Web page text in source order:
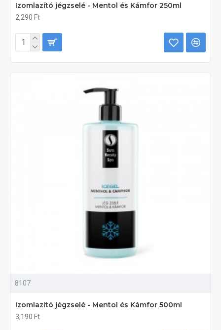
Izomlazító jégzselé - Mentol és Kámfor 250ml
2,290 Ft
8107
Izomlazító jégzselé - Mentol és Kámfor 500ml
3,190 Ft